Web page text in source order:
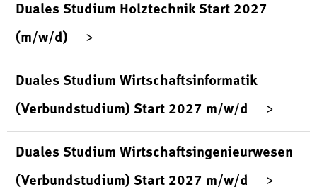
Duales Studium Holztechnik Start 2027
(m/w/d)
Duales Studium Wirtschaftsinformatik
(Verbundstudium) Start 2027 m/w/d
Duales Studium Wirtschaftsingenieurwesen
(Verbundstudium) Start 2027 m/w/d